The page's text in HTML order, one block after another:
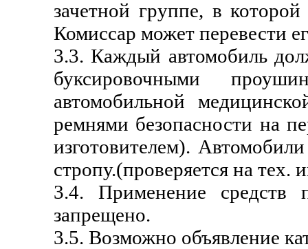
зачетной группе, в
Комиссар может перевести
3.3. Каждый автомобиль
буксировочными
автомобильной
ремнями безопасности на
изготовителем).
стропу.(проверяется на тех.
3.4. Применение средств
запрещено.
3.5. Возможно объявление